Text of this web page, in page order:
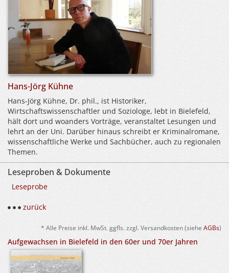
Hans-Jörg Kühne
Hans-Jörg Kühne, Dr. phil., ist Historiker,
Wirtschaftswissenschaftler und Soziologe, lebt in Bielefeld,
hält dort und woanders Vorträge, veranstaltet Lesungen und
lehrt an der Uni. Darüber hinaus schreibt er Kriminalromane,
wissenschaftliche Werke und Sachbücher, auch zu regionalen
Themen.
Leseproben & Dokumente
Leseprobe
zurück
* Alle Preise inkl. MwSt. ggfls. zzgl. Versandkosten (siehe AGBs)
Aufgewachsen in Bielefeld in den 60er und 70er Jahren